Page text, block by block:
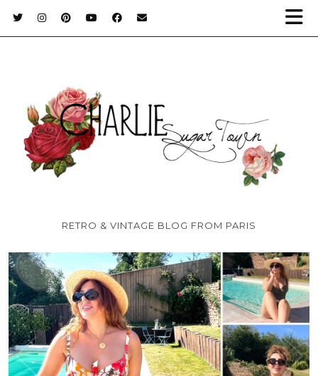
RETRO & VINTAGE BLOG FROM PARIS